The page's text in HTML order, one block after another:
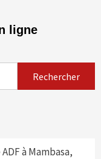
ligne
à Mambasa,